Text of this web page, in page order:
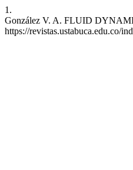
1.
González V. A. FLUID
https://revistas.ustabuca.edu.co/